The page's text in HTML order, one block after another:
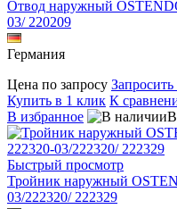
Отвод наружный
03/ 220209
Германия
Цена по запросу
Купить в 1 клик К
В избранное
Быстрый просмотр
Тройник наружный
03/222320/ 222329